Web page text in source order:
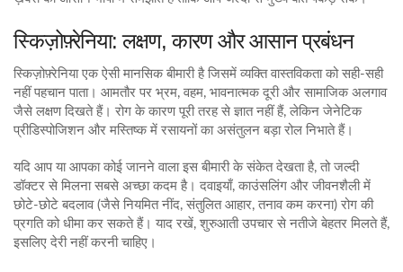
स्किज़ोफ़्रेनिया: लक्षण, कारण और आसान प्रबंधन
स्किज़ोफ़्रेनिया एक ऐसी मानसिक बीमारी है जिसमें व्यक्ति वास्तविकता को सही‑सही
नहीं पहचान पाता। आमतौर पर भ्रम, वहम, भावनात्मक दूरी और सामाजिक अलगाव
जैसे लक्षण दिखते हैं। रोग के कारण पूरी तरह से ज्ञात नहीं हैं, लेकिन जेनेटिक
प्रीडिस्पोजिशन और मस्तिष्क में रसायनों का असंतुलन बड़ा रोल निभाते हैं।
यदि आप या आपका कोई जानने वाला इस बीमारी के संकेत देखता है, तो जल्दी
डॉक्टर से मिलना सबसे अच्छा कदम है। दवाइयाँ, काउंसलिंग और जीवनशैली में
छोटे‑छोटे बदलाव (जैसे नियमित नींद, संतुलित आहार, तनाव कम करना) रोग की
प्रगति को धीमा कर सकते हैं। याद रखें, शुरुआती उपचार से नतीजे बेहतर मिलते हैं,
इसलिए देरी नहीं करनी चाहिए।